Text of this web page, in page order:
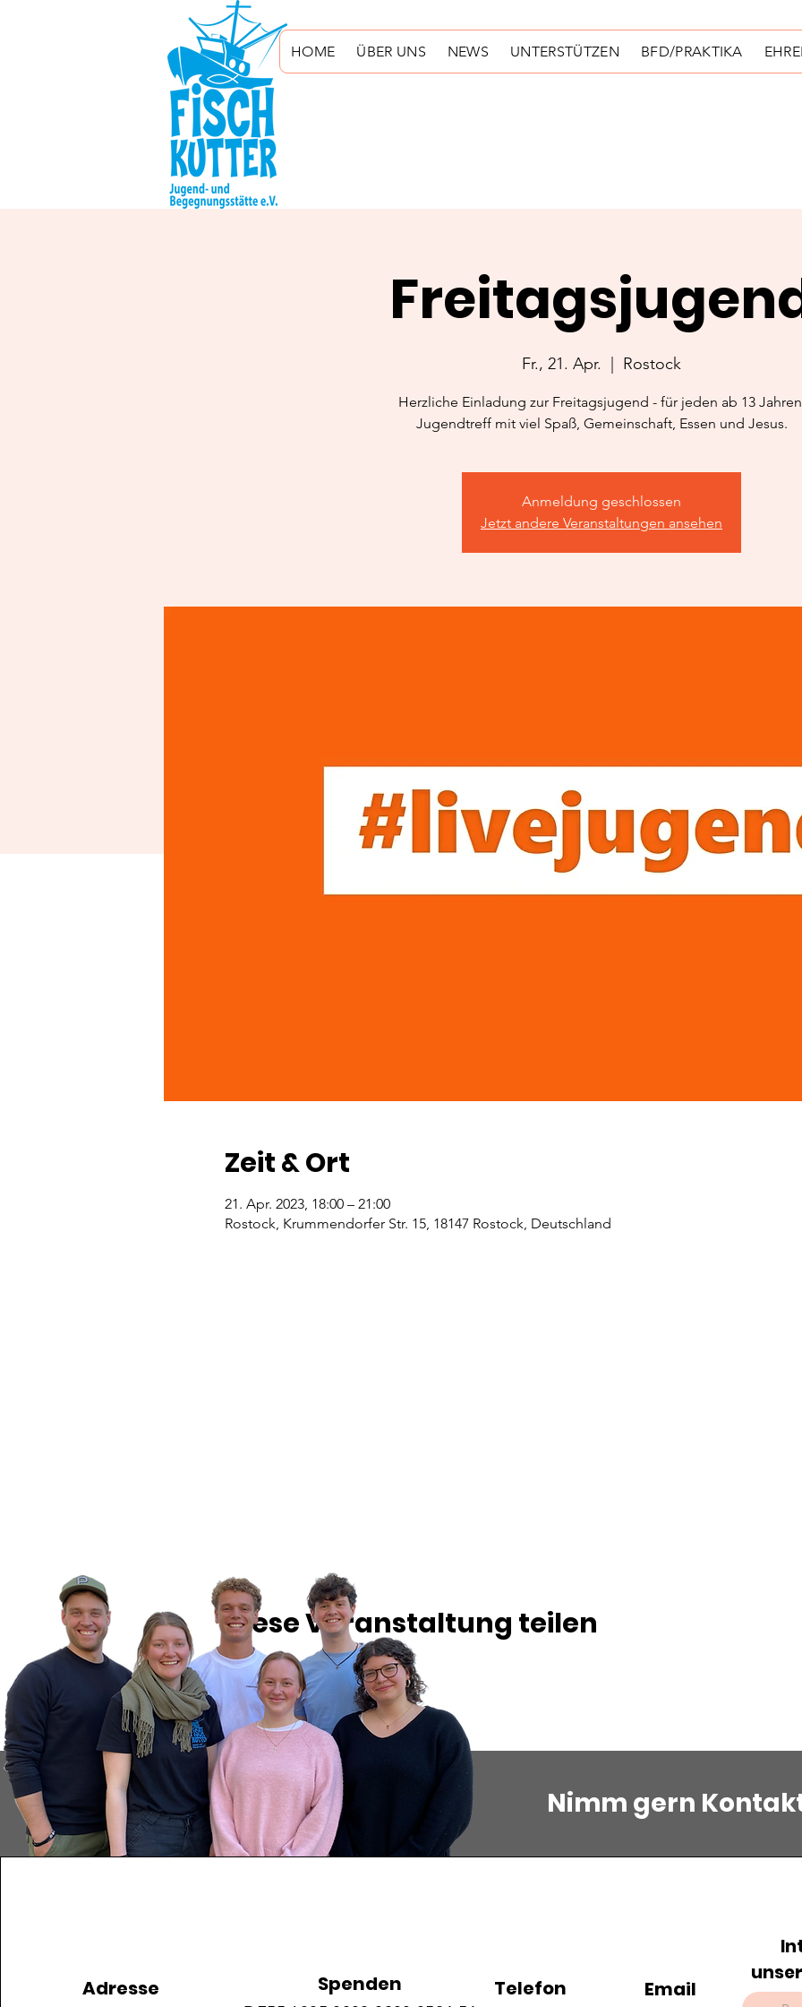
HOME ÜBER UNS NEWS UNTERSTÜTZEN BFD/PRAKTIKA
Fr., 21. Apr. Rostock
Herzliche Einladung zur Freitagsjugend - für jeden ab 13
Jugendtreff mit viel Spaß, Gemeinschaft, Essen und Jesus.
Anmeldung geschlossen
Jetzt andere Veranstaltungen ansehen
Zeit & Ort
21. Apr. 2023, 18:00 – 21:00
Rostock, Krummendorfer Str. 15, 18147 Rostock, Deutschland
Diese Veranstaltung teilen
Nimm gern
Adresse Spenden Telefon Email